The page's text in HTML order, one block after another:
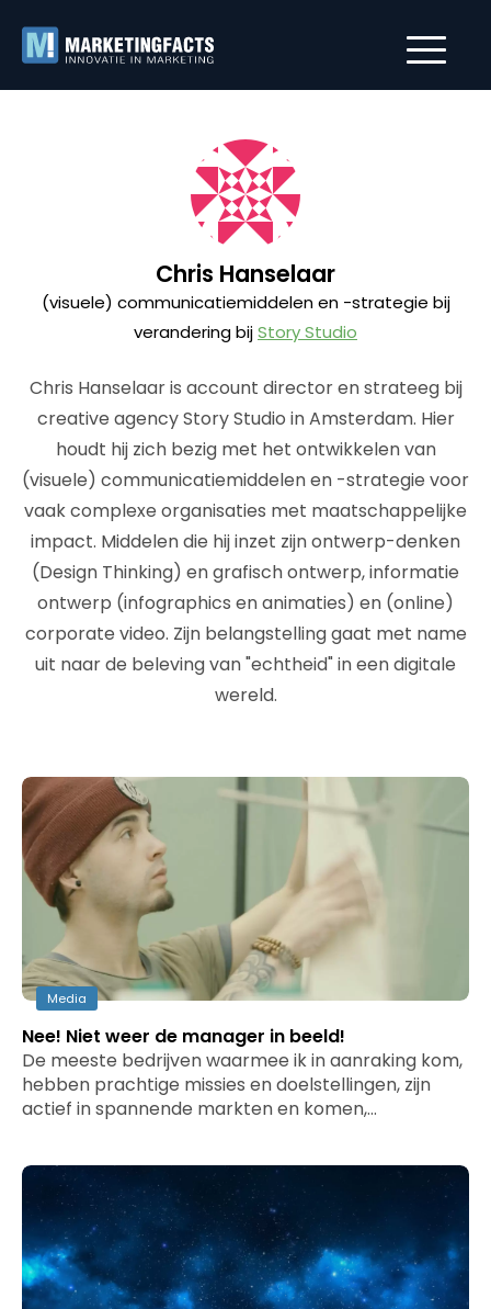
Chris Hanselaar
(visuele) communicatiemiddelen en -strategie bij
verandering bijStory Studio
Chris Hanselaar is account director en strateeg bij
creative agency Story Studio in Amsterdam. Hier
houdt hij zich bezig met het ontwikkelen van
(visuele) communicatiemiddelen en -strategie voor
vaak complexe organisaties met maatschappelijke
impact. Middelen die hij inzet zijn ontwerp-denken
(Design Thinking) en grafisch ontwerp, informatie
ontwerp (infographics en animaties) en (online)
corporate video. Zijn belangstelling gaat met name
uit naar de beleving van "echtheid" in een digitale
wereld.
Media
Nee! Niet weer de manager in beeld!
De meeste bedrijven waarmee ik in aanraking kom,
hebben prachtige missies en doelstellingen, zijn
actief in spannende markten en komen,…